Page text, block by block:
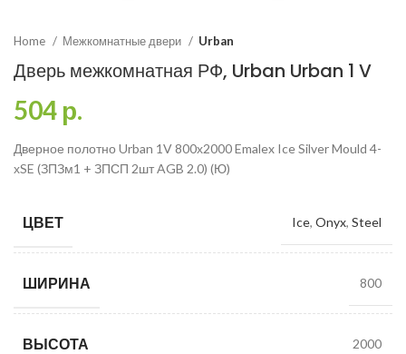
Home Межкомнатные двери Urban
Дверь межкомнатная РФ, Urban Urban 1 V
504р.
Дверное полотно Urban 1V 800х2000 Emalex Ice Silver Mould 4-
хSE (ЗПЗм1 + ЗПСП 2шт AGB 2.0) (Ю)
ЦВЕТ Ice, Onyx, Steel
ШИРИНА 800
ВЫСОТА 2000